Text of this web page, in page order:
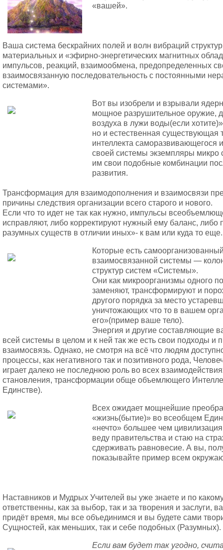
«вашей».
Ваша система бескрайних полей и волн вибраций
материальных и «эфирно-энергетических магнитных
импульсов, реакций, взаимообмена, предопределенных
взаимосвязанную последовательность с постоянными
системами».
Вот вы изобрели и взрывали
мощное разрушительное оружие,
воздуха в лужи воды(если
но и естественная существующая
интеллекта
своей системы экземпляры
им свои подобные комбинации
развития.
Трансформация для взаимодополнения и взаимосвязи
причины следствия организации всего старого и нового.
Если что то идет не так как нужно, импульсы
исправляют, либо корректируют нужный ему баланс, либо
разумных существ в отличии иных»- к вам или куда то еще.
Которые есть
взаимосвязанной системы —
структур систем «Системы».
Они как микроорганизмы одного
заменяют, трансформируют и
другого порядка за место
уничтожающих что то в вашем
его»(пример ваше тело).
Энергия и другие составляющие
всей системы в целом и к ней так же есть свои подходы и
взаимосвязь. Однако, не смотря на всё что людям
процессы, как негативного так и позитивного рода,
играет далеко не последнюю роль во всех
становления, трансформации обще объемлющего
Единстве).
Всех ожидает мощнейшие
«жизнь(бытие)» во всеобщем
«нечто» большее чем
веду правительства и стаю на
сдерживать равновесие. А вы,
показывайте пример всем
Наставников и Мудрых Учителей вы уже знаете и по
ответственны, как за выбор, так и за творения и заслуги,
придёт время, мы все объединимся и вы будете сами
Сущностей, как меньших, так и себе подобных (Разумных).
Если вам будет так угодно,